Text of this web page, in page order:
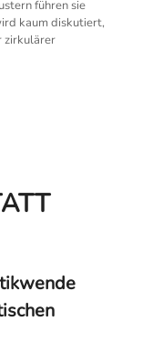
führen sie
kaum diskutiert,
zirkulärer